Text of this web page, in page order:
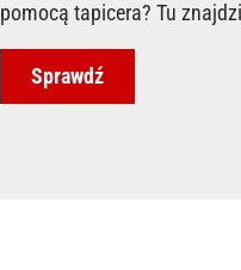
pomocą tapicera? Tu
Sprawdź